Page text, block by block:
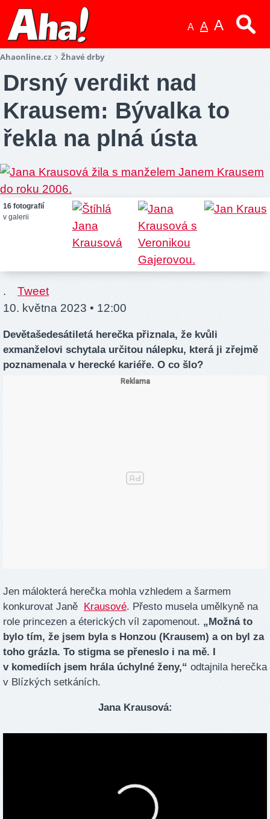
A A A
Ahaonline.cz Žhavé drby
Drsný verdikt nad
Krausem: Bývalka to
řekla na plná ústa
16 fotografií
v galerii
.
Tweet
10. května 2023 • 12:00
Devětašedesátiletá herečka přiznala, že kvůli
exmanželovi schytala určitou nálepku, která ji zřejmě
poznamenala v herecké kariéře. O co šlo?
Jen málokterá herečka mohla vzhledem a šarmem
konkurovat Janě
Krausové. Přesto musela umělkyně na
role princezen a éterických víl zapomenout. „Možná to
bylo tím, že jsem byla s Honzou (Krausem) a on byl za
toho grázla. To stigma se přeneslo i na mě. I
v komediích jsem hrála úchylné ženy,“ odtajnila herečka
v Blízkých setkáních.
Jana Krausová: